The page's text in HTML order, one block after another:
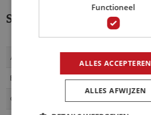
Specificaties
informatie
Artikelnummer
EAN 5902066817293
Collectie
Functioneel
ALLES ACCEPTEREN
ALLES AFWIJZEN